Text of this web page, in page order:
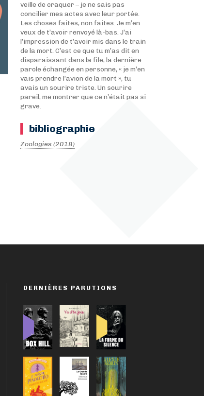
veille de craquer – je ne sais pas
concilier mes actes avec leur portée.
Les choses faites, non faites. Je m’en
veux de t’avoir renvoyé là-bas. J’ai
l’impression de t’avoir mis dans le train
de la mort. C’est ce que tu m’as dit en
disparaissant dans la file, la dernière
parole échangée en personne, « je m’en
vais prendre l’avion de la mort », tu
avais un sourire triste. Un sourire
pareil, me montrer que ce n’était pas si
grave.
bibliographie
Zoologies (2018)
DERNIÈRES PARUTIONS